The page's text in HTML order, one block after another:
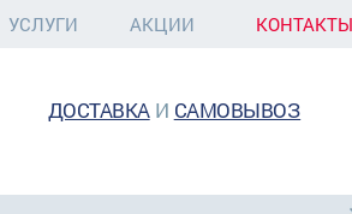
УСЛУГИ АКЦИИ КОНТАКТЫ
ДОСТАВКАИ САМОВЫВОЗ